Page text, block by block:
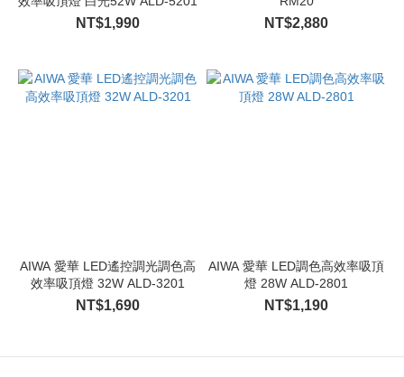
NT$1,990 NT$2,880
AIWA 愛華 LED遙控調光調色高
效率吸頂燈 32W ALD-3201
NT$1,690
AIWA 愛華 LED調色高效率吸頂
燈 28W ALD-2801
NT$1,190